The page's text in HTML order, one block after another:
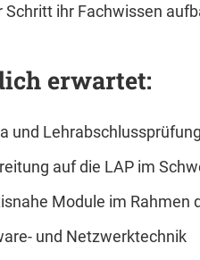
Schritt ihr Fachwissen
erwartet:
und
auf die LAP im
Module im Rahmen
und Netzwerktechnik